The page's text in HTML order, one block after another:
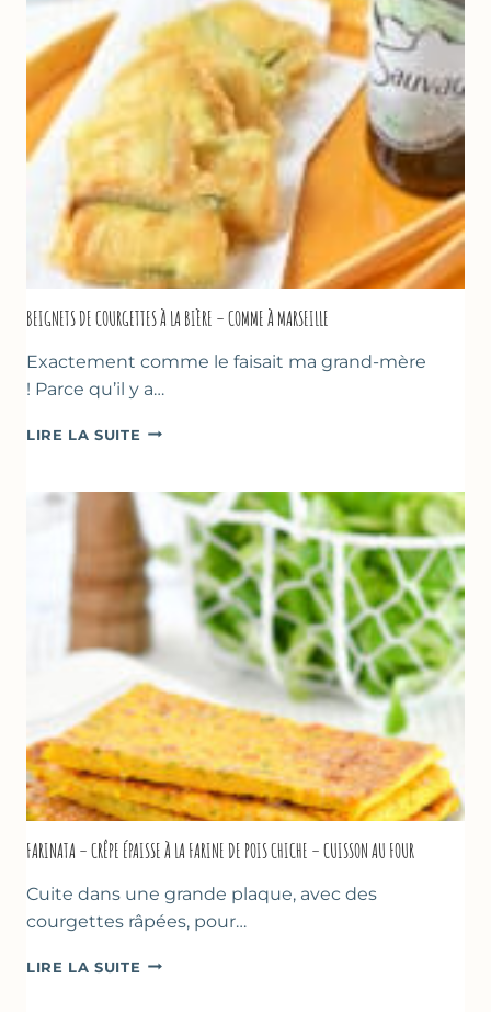
YAOURT
GREC
–
SANS
SORBETIÈRE
BEIGNETS DE COURGETTES À LA BIÈRE – COMME À MARSEILLE
Exactement comme le faisait ma grand-mère
! Parce qu’il y a…
LIRE LA SUITE BEIGNETS
LA
BIÈRE
–
COMME
À
MARSEILLE
FARINATA – CRÊPE ÉPAISSE À LA FARINE DE POIS CHICHE – CUISSON AU FOUR
Cuite dans une grande plaque, avec des
courgettes râpées, pour…
LIRE LA SUITE FARINATA